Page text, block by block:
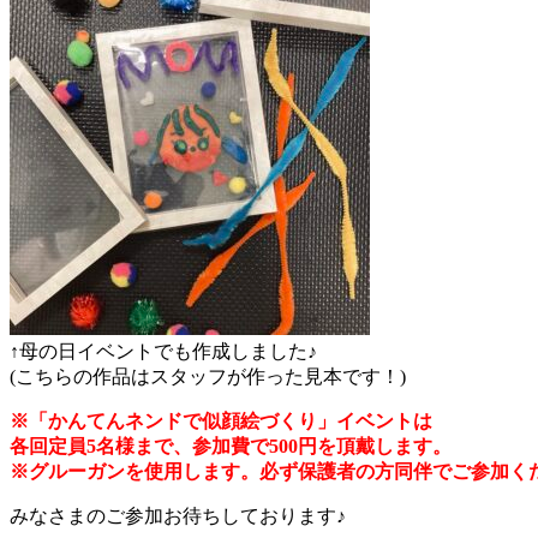
↑母の日イベントでも作成しました♪
(こちらの作品はスタッフが作った見本です！)
※「かんてんネンドで似顔絵づくり」イベントは
各回定員5名様まで、参加費で500円を頂戴します。
※グルーガンを使用します。必ず保護者の方同伴でご参加く
みなさまのご参加お待ちしております♪